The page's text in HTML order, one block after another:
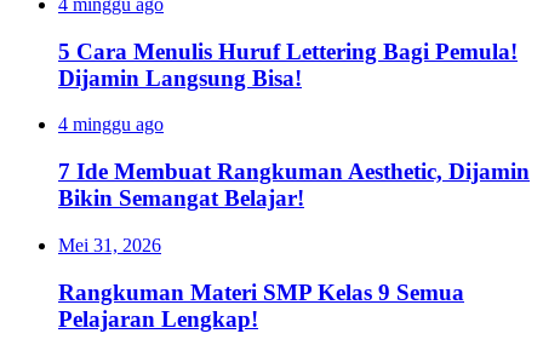
4 minggu ago
5 Cara Menulis Huruf Lettering Bagi Pemula!
Dijamin Langsung Bisa!
4 minggu ago
7 Ide Membuat Rangkuman Aesthetic, Dijamin
Bikin Semangat Belajar!
Mei 31, 2026
Rangkuman Materi SMP Kelas 9 Semua
Pelajaran Lengkap!